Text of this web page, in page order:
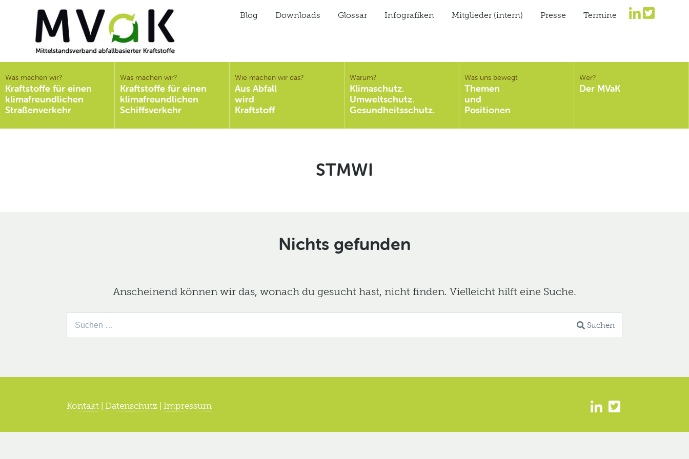
Mittelstandsverband
abfallbasierter
Kraftstoffe e.V.
MVaK
Blog Downloads Glossar Infografiken Mitglieder (intern) Presse Termine
Was machen wir?
Kraftstoffe für einen
klimafreundlichen
Straßenverkehr
Was machen wir?
Kraftstoffe für einen
klimafreundlichen
Schiffsverkehr
Wie machen wir das?
Aus Abfall
wird
Kraftstoff
Warum?
Klimaschutz.
Umweltschutz.
Gesundheitsschutz.
Was uns bewegt
Themen
und
Positionen
Wer?
Der MVaK
Schlagwort:
STMWI
Nichts gefunden
Anscheinend können wir das, wonach du gesucht hast, nicht finden. Vielleicht hilft eine Suche.
Suche
nach:
Suchen
Kontakt| Datenschutz | Impressum